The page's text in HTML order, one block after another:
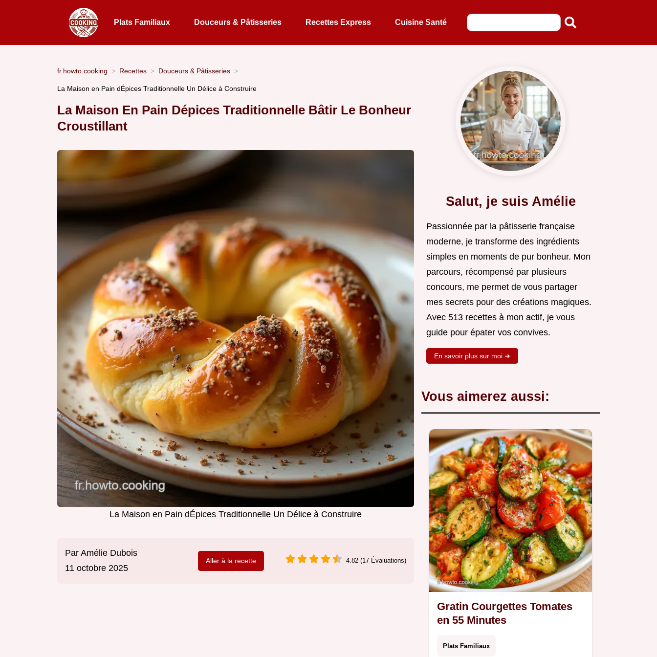
Plats Familiaux Douceurs & Pâtisseries Recettes Express Cuisine Santé
fr.howto.cooking Recettes Douceurs & Pâtisseries
La Maison en Pain dÉpices Traditionnelle Un Délice à Construire
La Maison En Pain Dépices Traditionnelle Bâtir Le Bonheur
Croustillant
La Maison en Pain dÉpices Traditionnelle Un Délice à Construire
Par Amélie Dubois
11 octobre 2025
Aller à la recette 4.82 (17 Évaluations)
Salut, je suis Amélie
Passionnée par la pâtisserie française
moderne, je transforme des ingrédients
simples en moments de pur bonheur. Mon
parcours, récompensé par plusieurs
concours, me permet de vous partager
mes secrets pour des créations magiques.
Avec 513 recettes à mon actif, je vous
guide pour épater vos convives.
En savoir plus sur moi ➜
Vous aimerez aussi:
Gratin Courgettes Tomates
en 55 Minutes
Plats Familiaux